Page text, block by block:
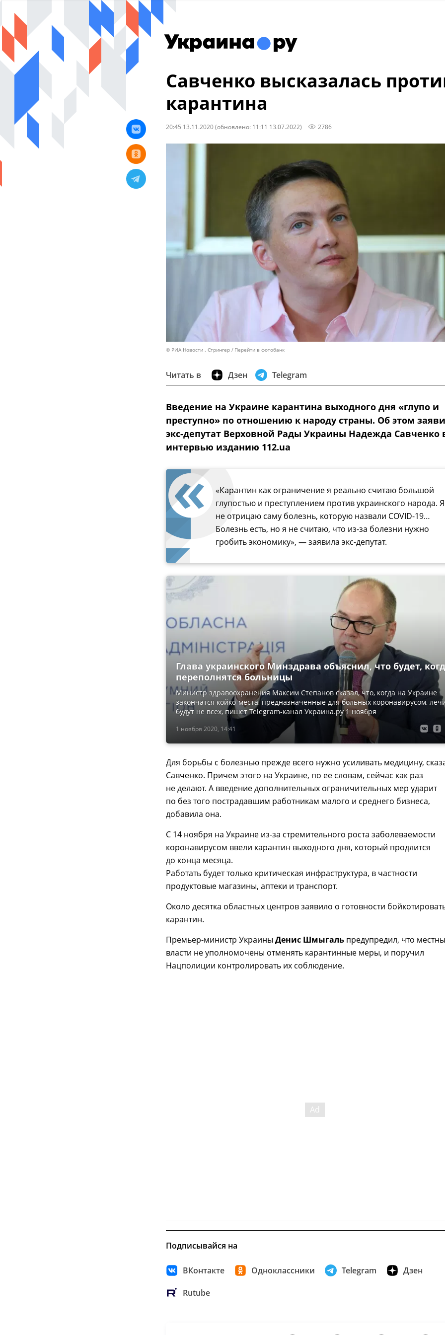
Савченко высказалась
карантина
20:45 13.11.2020(обновлено: 11:11 13.07.2022) 2786
© РИА Новости . Стрингер Перейти в фотобанк
Читать в Дзен Telegram
Введение на Украине карантина выходного дня «глупо и
преступно» по отношению к народу страны. Об этом
экс-депутат Верховной Рады Украины Надежда Савченко
интервью изданию 112.ua
«Карантин как ограничение я реально считаю большой
глупостью и преступлением против украинского народа. Я
не отрицаю саму болезнь, которую назвали COVID-19…
Болезнь есть, но я не считаю, что из-за болезни нужно
гробить экономику», — заявила экс-депутат.
1 ноября 2020, 14:41
Глава украинского Минздрава объяснил, что будет,
переполнятся больницы
Министр здравоохранения Максим Степанов сказал, что, когда на Украине
закончатся койко-места, предназначенные для больных коронавирусом,
будут не всех, пишет Telegram-канал Украина.ру 1 ноября
Для борьбы с болезнью прежде всего нужно усиливать медицину,
Савченко. Причем этого на Украине, по ее словам, сейчас как раз
не делают. А введение дополнительных ограничительных мер ударит
по без того пострадавшим работникам малого и среднего бизнеса,
добавила она.
С 14 ноября на Украине из-за стремительного роста заболеваемости
коронавирусом ввели карантин выходного дня, который продлится
до конца месяца.
Работать будет только критическая инфраструктура, в частности
продуктовые магазины, аптеки и транспорт.
Около десятка областных центров заявило о готовности
карантин.
Премьер-министр Украины Денис Шмыгаль предупредил, что
власти не уполномочены отменять карантинные меры, и поручил
Нацполиции контролировать их соблюдение.
Подписывайся на
ВКонтакте Одноклассники Telegram Дзен
Rutube